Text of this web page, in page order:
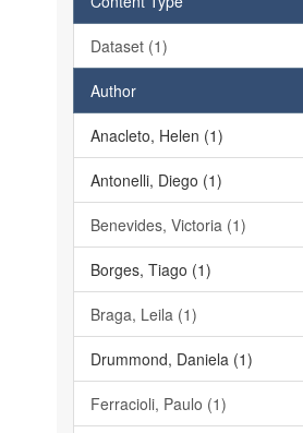
Dataset (1)
Author
Anacleto, Helen (1)
Antonelli, Diego (1)
Benevides, Victoria (1)
Borges, Tiago (1)
Braga, Leila (1)
Drummond, Daniela (1)
Ferracioli, Paulo (1)